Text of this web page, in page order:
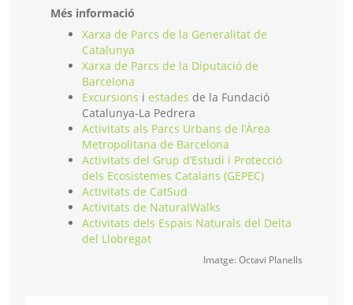
Més informació
Xarxa de Parcs de la Generalitat de
Catalunya
Xarxa de Parcs de la Diputació de
Barcelona
Excursions i estades de la Fundació
Catalunya-La Pedrera
Activitats als Parcs Urbans de l’Àrea
Metropolitana de Barcelona
Activitats del Grup d’Estudi i Protecció
dels Ecosistemes Catalans (GEPEC)
Activitats de CatSud
Activitats de NaturalWalks
Activitats dels Espais Naturals del Delta
del Llobregat
Imatge: Octavi Planells